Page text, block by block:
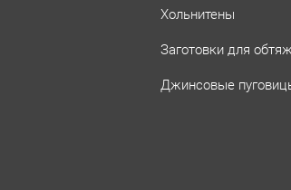
Хольнитены
Заготовки для
Джинсовые